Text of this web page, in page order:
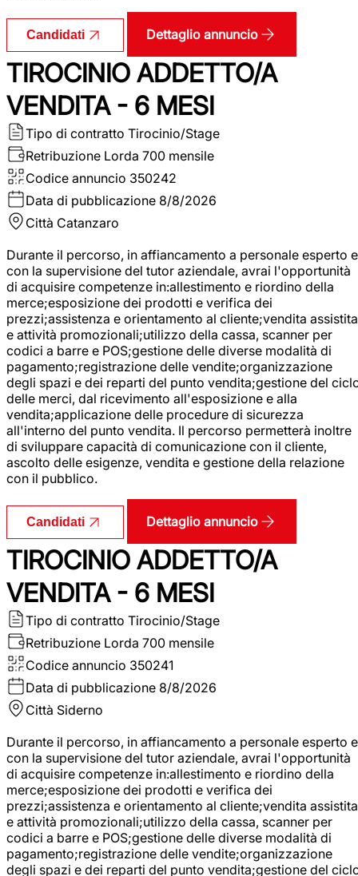
Candidati Dettaglio annuncio
TIROCINIO ADDETTO/A
VENDITA - 6 MESI
Tipo di contratto Tirocinio/Stage
Retribuzione Lorda 700 mensile
Codice annuncio 350242
Data di pubblicazione 8/8/2026
Città Catanzaro
Durante il percorso, in affiancamento a personale esperto e
con la supervisione del tutor aziendale, avrai l'opportunità
di acquisire competenze in:allestimento e riordino della
merce;esposizione dei prodotti e verifica dei
prezzi;assistenza e orientamento al cliente;vendita assistita
e attività promozionali;utilizzo della cassa, scanner per
codici a barre e POS;gestione delle diverse modalità di
pagamento;registrazione delle vendite;organizzazione
degli spazi e dei reparti del punto vendita;gestione del
delle merci, dal ricevimento all'esposizione e alla
vendita;applicazione delle procedure di sicurezza
all'interno del punto vendita. Il percorso permetterà inoltre
di sviluppare capacità di comunicazione con il cliente,
ascolto delle esigenze, vendita e gestione della relazione
con il pubblico.
Candidati Dettaglio annuncio
TIROCINIO ADDETTO/A
VENDITA - 6 MESI
Tipo di contratto Tirocinio/Stage
Retribuzione Lorda 700 mensile
Codice annuncio 350241
Data di pubblicazione 8/8/2026
Città Siderno
Durante il percorso, in affiancamento a personale esperto e
con la supervisione del tutor aziendale, avrai l'opportunità
di acquisire competenze in:allestimento e riordino della
merce;esposizione dei prodotti e verifica dei
prezzi;assistenza e orientamento al cliente;vendita assistita
e attività promozionali;utilizzo della cassa, scanner per
codici a barre e POS;gestione delle diverse modalità di
pagamento;registrazione delle vendite;organizzazione
degli spazi e dei reparti del punto vendita;gestione del